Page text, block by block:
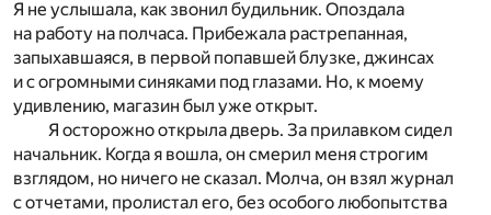
Я не услышала, как звонил будильник. Опоздала
на работу на полчаса. Прибежала растрепанная,
запыхавшаяся, в первой попавшей блузке, джинсах
и с огромными синяками под глазами. Но, к моему
удивлению, магазин был уже открыт.
Я осторожно открыла дверь. За прилавком сидел
начальник. Когда я вошла, он смерил меня строгим
взглядом, но ничего не сказал. Молча, он взял журнал
с отчетами, пролистал его, без особого любопытства